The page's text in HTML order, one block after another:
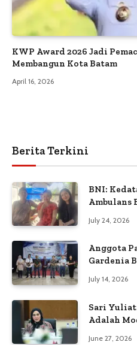
KWP Award 2026 Jadi
Membangun Kota Batam
April 16, 2026
Berita Terkini
BNI:
Ambulans
July 24, 2026
Anggota
Gardenia
July 14, 2026
Sari
Adalah
June 27, 2026